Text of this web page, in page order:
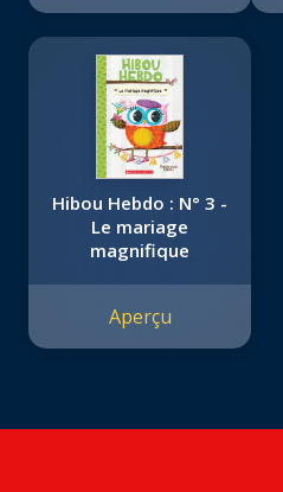
Hibou Hebdo : N° 3 -
Le mariage
magnifique
Aperçu